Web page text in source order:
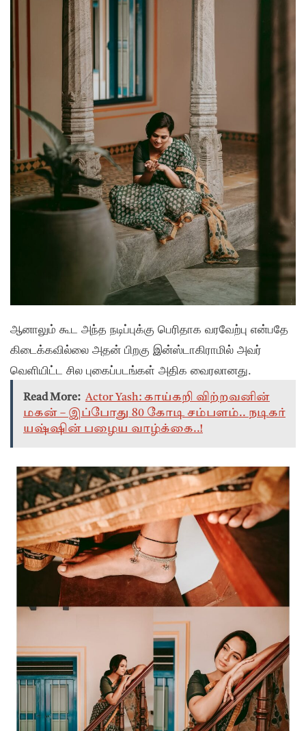
ஆனாலும் கூட அந்த நடிப்புக்கு பெரிதாக வரவேற்பு என்பதே
கிடைக்கவில்லை அதன் பிறகு இன்ஸ்டாகிராமில் அவர்
வெளியிட்ட சில புகைப்படங்கள் அதிக வைரலானது.
Read More: Actor Yash: காய்கறி விற்றவனின்
மகன் – இப்போது 80 கோடி சம்பளம்.. நடிகர்
யஷ்ஷின் பழைய வாழ்க்கை..!